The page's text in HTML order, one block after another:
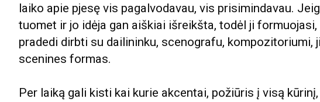
laiko apie pjesę vis pagalvodavau, vis prisimindavau.
tuomet ir jo idėja gan aiškiai išreikšta, todėl ji
pradedi dirbti su dailininku, scenografu, kompozitoriumi,
scenines formas.
Per laiką gali kisti kai kurie akcentai, požiūris į visą